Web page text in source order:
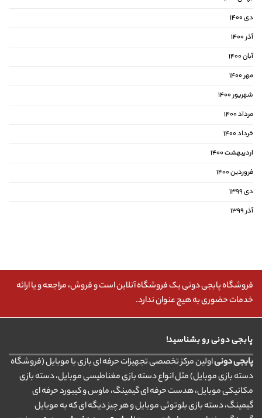
دی ۱۴۰۰
آذر ۱۴۰۰
آبان ۱۴۰۰
مهر ۱۴۰۰
شهریور ۱۴۰۰
مرداد ۱۴۰۰
خرداد ۱۴۰۰
اردیبهشت ۱۴۰۰
فروردین ۱۴۰۰
دی ۱۳۹۹
آذر ۱۳۹۹
فروشگاه پابجی دونی یک فروشگاه آنلاین است و فروش، مراجعه و یا ارائه
خدمات حضوری به هیچ عنوان ندارد.
پابجی دونی رو بشناسید!
پابجی دونیاولین مرکز تخصصی تجهیزات حرفه ای بازی با موبایل (فروشگاه
دسته بازی موبایل) مثل انواع دسته بازی مغناطیسی موبایل، دسته بازی
مکانیکی موبایل، هدست حرفه ای گیمینگ، ماوس و کیبورد حرفه ای
گیمینگ، دسته بازی بلوتوثی موبایل و هر چیز دیگه ای که به موبایل